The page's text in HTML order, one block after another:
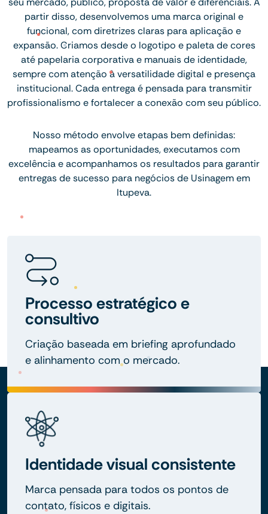
partir disso, desenvolvemos uma marca original e
funcional, com diretrizes claras para aplicação e
expansão. Criamos desde o logotipo e paleta de cores
até papelaria corporativa e manuais de identidade,
sempre com atenção à versatilidade digital e presença
institucional. Cada entrega é pensada para transmitir
profissionalismo e fortalecer a conexão com seu público.
Nosso método envolve etapas bem definidas:
mapeamos as oportunidades, executamos com
excelência e acompanhamos os resultados para garantir
entregas de sucesso para negócios de Usinagem em
Itupeva.
Processo estratégico e
consultivo
Criação baseada em briefing aprofundado
e alinhamento com o mercado.
Identidade visual consistente
Marca pensada para todos os pontos de
contato, físicos e digitais.